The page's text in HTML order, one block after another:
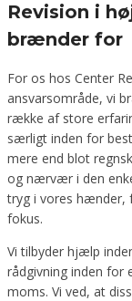
Revision i
brænder for
For os hos Center
ansvarsområde, vi
række af store
særligt inden for
mere end blot
og nærvær i den
tryg i vores hænder,
fokus.
Vi tilbyder hjælp
rådgivning inden for
moms. Vi ved, at